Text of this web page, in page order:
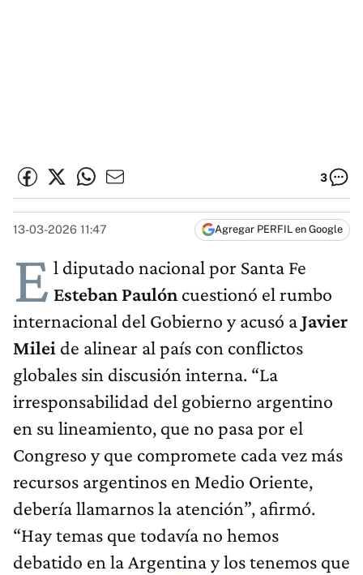
3
13-03-2026 11:47 Agregar PERFIL en Google
E l diputado nacional por Santa Fe
Esteban Paulón cuestionó el rumbo
internacional del Gobierno y acusó aJavier
Milei de alinear al país con conflictos
globales sin discusión interna. “La
irresponsabilidad del gobierno argentino
en su lineamiento, que no pasa por el
Congreso y que compromete cada vez más
recursos argentinos en Medio Oriente,
debería llamarnos la atención”, afirmó.
“Hay temas que todavía no hemos
debatido en la Argentina y los tenemos que